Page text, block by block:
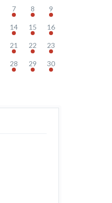
7 8 9
14 15 16
21 22 23
28 29 30